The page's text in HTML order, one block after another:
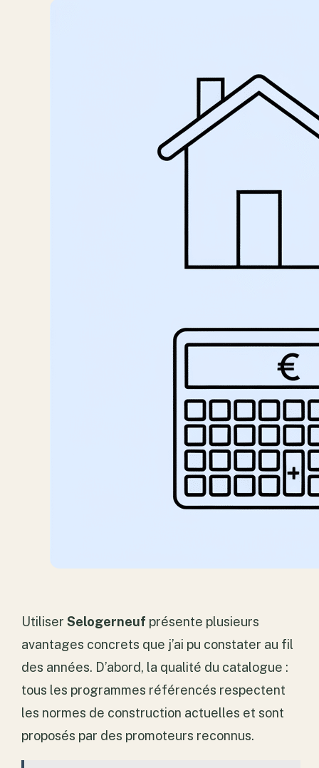
UtiliserSelogerneuf présente plusieurs
avantages concrets que j’ai pu constater au fil
des années. D’abord, la qualité du catalogue :
tous les programmes référencés respectent
les normes de construction actuelles et sont
proposés par des promoteurs reconnus.